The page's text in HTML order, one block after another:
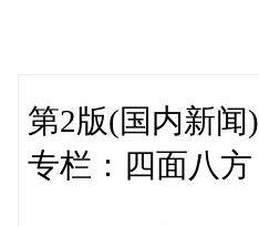
第2版(国内新闻)
专栏：四面八方